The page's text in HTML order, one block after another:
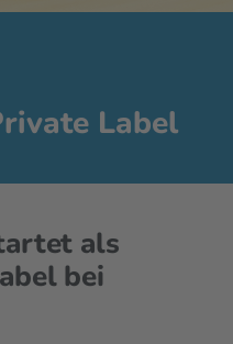
Label
als
bei